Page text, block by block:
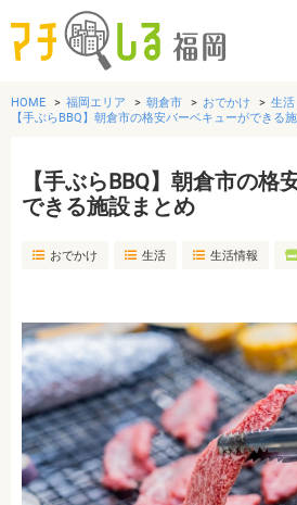
グルメ
美容・健康
歯医者・病院
おでかけ
生活
HOME 福岡エリア 朝倉市 おでかけ
生活
【手ぶらBBQ】朝倉市の格安バーベキューができる
【手ぶらBBQ】朝倉市の格
できる施設まとめ
おでかけ 生活 生活情報